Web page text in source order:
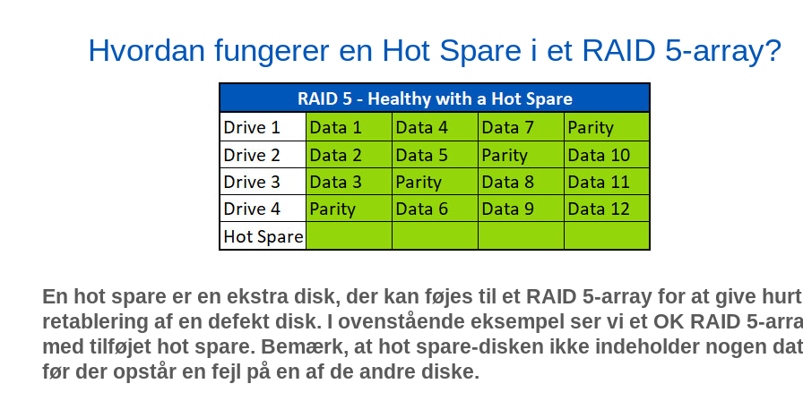
Hvordan fungerer en Hot Spare i et RAID 5-array?
En hot spare er en ekstra disk, der kan føjes til et RAID 5-array for at give
retablering af en defekt disk. I ovenstående eksempel ser vi et OK RAID 5-
med tilføjet hot spare. Bemærk, at hot spare-disken ikke indeholder nogen
før der opstår en fejl på en af ​​de andre diske.